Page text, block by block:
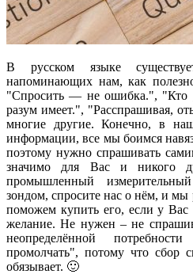
В русском языке
напоминающих нам, как
"Спросить — не ошибка.", "Кто
разум имеет.", "Расспрашивая,
многие другие. Конечно, в
информации, все мы боимся
поэтому нужно спрашивать
значимо для Вас и никого
промышленный
зондом, спросите нас о нём, и мы
поможем купить его, если у Вас
желание. Не нужен – не
неопределённой
промолчать", потому что сбор
обязывает. 🙂